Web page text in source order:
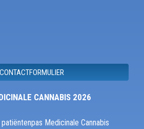
CONTACTFORMULIER
CANNABIS 2026
Medicinale Cannabis